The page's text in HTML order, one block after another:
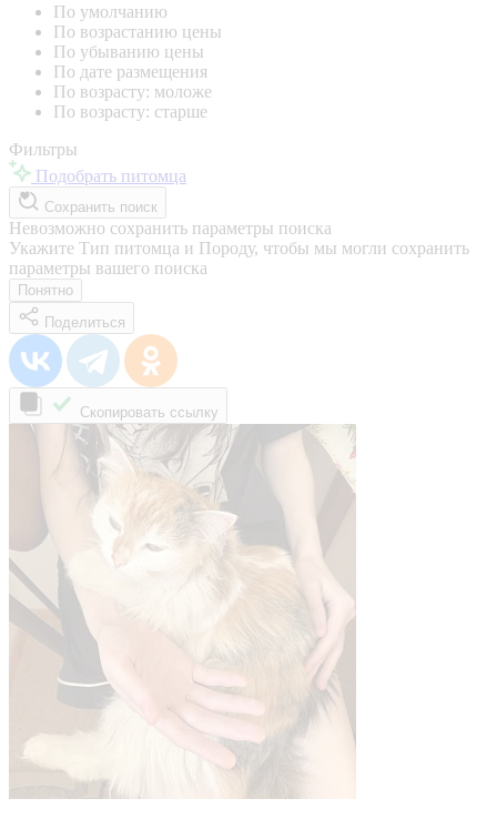
По умолчанию
По возрастанию цены
По убыванию цены
По дате размещения
По возрасту: моложе
По возрасту: старше
Фильтры
Подобрать питомца
Сохранить поиск
Невозможно сохранить параметры поиска
Укажите Тип питомца и Породу, чтобы мы могли сохранить
параметры вашего поиска
Понятно
Поделиться
Скопировать ссылку